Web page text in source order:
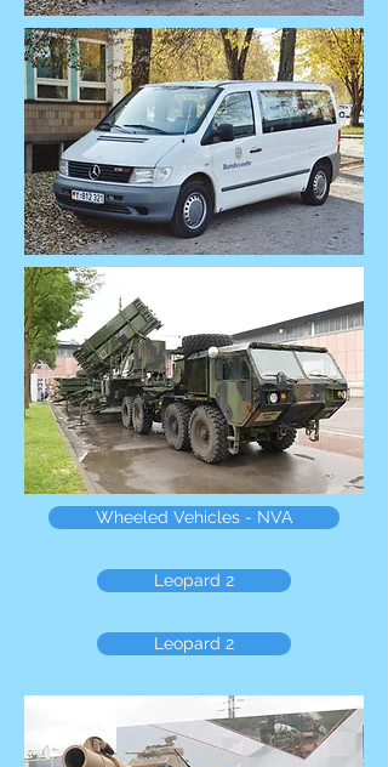
Wheeled Vehicles - NVA
Leopard 2
Leopard 2